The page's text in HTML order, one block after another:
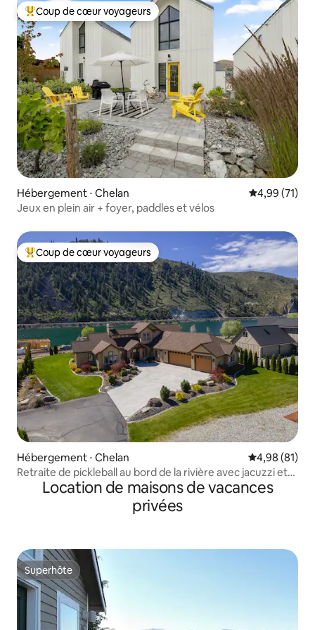
Coups de cœur voyageurs les plus appréciés
Coup de cœur voyageurs
Hébergement ⋅ Chelan Évaluation
4,99 (71)
Jeux en plein air + foyer, paddles et vélos
Coups de cœur voyageurs les plus appréciés
Coup de cœur voyageurs
Hébergement ⋅ Chelan Évaluation
4,98 (81)
Retraite de pickleball au bord de la rivière avec jacuzzi et
pontonLocation de maisons de vacances
privées
Superhôte
Superhôte